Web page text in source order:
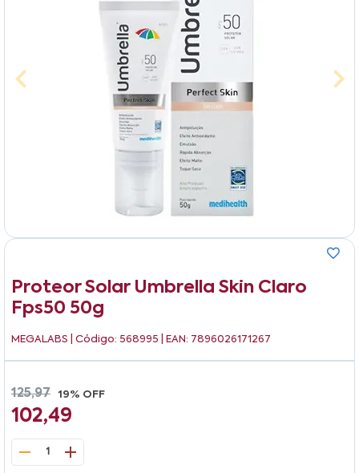
Proteor Solar Umbrella Skin Claro
Fps50 50g
MEGALABS | Código: 568995 | EAN: 7896026171267
125,97 19% OFF
102,49
1